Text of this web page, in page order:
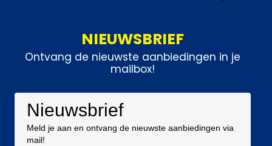
NIEUWSBRIEF
Ontvang de nieuwste aanbiedingen in je
mailbox!
Nieuwsbrief
Meld je aan en ontvang de nieuwste aanbiedingen via
mail!